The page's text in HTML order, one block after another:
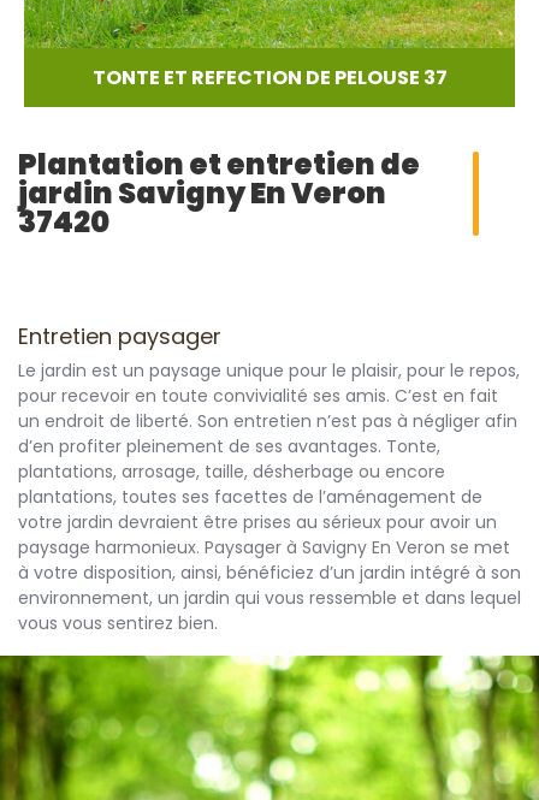
TONTE ET REFECTION DE PELOUSE 37
Plantation et entretien de
jardin Savigny En Veron
37420
Entretien paysager
Le jardin est un paysage unique pour le plaisir, pour le repos,
pour recevoir en toute convivialité ses amis. C’est en fait
un endroit de liberté. Son entretien n’est pas à négliger afin
d’en profiter pleinement de ses avantages. Tonte,
plantations, arrosage, taille, désherbage ou encore
plantations, toutes ses facettes de l’aménagement de
votre jardin devraient être prises au sérieux pour avoir un
paysage harmonieux. Paysager à Savigny En Veron se met
à votre disposition, ainsi, bénéficiez d’un jardin intégré à son
environnement, un jardin qui vous ressemble et dans lequel
vous vous sentirez bien.